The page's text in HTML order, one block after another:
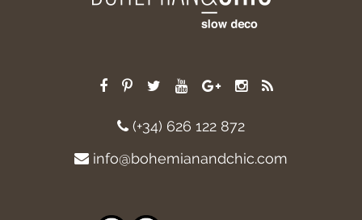
(+34) 626 122 872
info@bohemianandchic.com